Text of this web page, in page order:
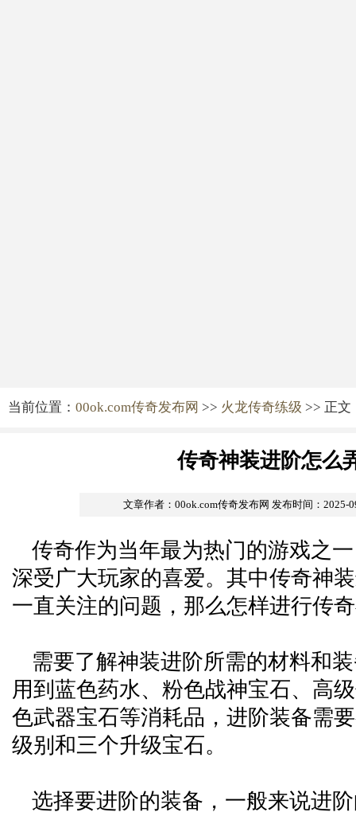
当前位置： 00ok.com传奇发布网 >> 火龙传奇练级 >> 正文
传奇神装进阶怎么
文章作者：00ok.com传奇发布网 发布时间：2025-
传奇作为当年最为热门的游戏之
深受广大玩家的喜爱。其中传奇神
一直关注的问题，那么怎样进行传
需要了解神装进阶所需的材料和
用到蓝色药水、粉色战神宝石、高
色武器宝石等消耗品，进阶装备需
级别和三个升级宝石。
选择要进阶的装备，一般来说进